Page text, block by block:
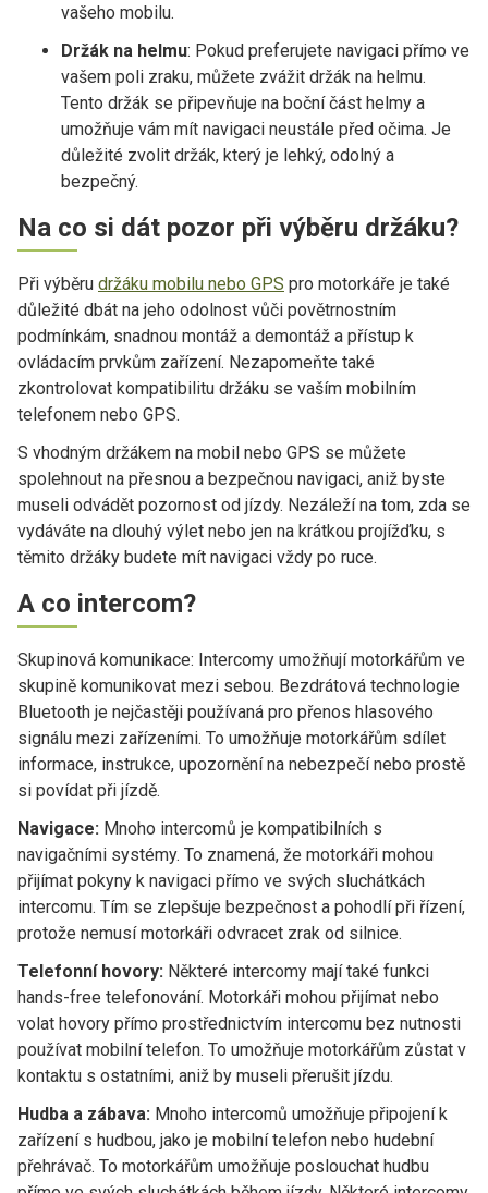
vašeho mobilu.
Držák na helmu: Pokud preferujete navigaci přímo ve
vašem poli zraku, můžete zvážit držák na helmu.
Tento držák se připevňuje na boční část helmy a
umožňuje vám mít navigaci neustále před očima. Je
důležité zvolit držák, který je lehký, odolný a
bezpečný.
Na co si dát pozor při výběru držáku?
Při výběru držáku mobilu nebo GPS pro motorkáře je také
důležité dbát na jeho odolnost vůči povětrnostním
podmínkám, snadnou montáž a demontáž a přístup k
ovládacím prvkům zařízení. Nezapomeňte také
zkontrolovat kompatibilitu držáku se vaším mobilním
telefonem nebo GPS.
S vhodným držákem na mobil nebo GPS se můžete
spolehnout na přesnou a bezpečnou navigaci, aniž byste
museli odvádět pozornost od jízdy. Nezáleží na tom, zda se
vydáváte na dlouhý výlet nebo jen na krátkou projížďku, s
těmito držáky budete mít navigaci vždy po ruce.
A co intercom?
Skupinová komunikace: Intercomy umožňují motorkářům ve
skupině komunikovat mezi sebou. Bezdrátová technologie
Bluetooth je nejčastěji používaná pro přenos hlasového
signálu mezi zařízeními. To umožňuje motorkářům sdílet
informace, instrukce, upozornění na nebezpečí nebo prostě
si povídat při jízdě.
Navigace: Mnoho intercomů je kompatibilních s
navigačními systémy. To znamená, že motorkáři mohou
přijímat pokyny k navigaci přímo ve svých sluchátkách
intercomu. Tím se zlepšuje bezpečnost a pohodlí při řízení,
protože nemusí motorkáři odvracet zrak od silnice.
Telefonní hovory: Některé intercomy mají také funkci
hands-free telefonování. Motorkáři mohou přijímat nebo
volat hovory přímo prostřednictvím intercomu bez nutnosti
používat mobilní telefon. To umožňuje motorkářům zůstat v
kontaktu s ostatními, aniž by museli přerušit jízdu.
Hudba a zábava: Mnoho intercomů umožňuje připojení k
zařízení s hudbou, jako je mobilní telefon nebo hudební
přehrávač. To motorkářům umožňuje poslouchat hudbu